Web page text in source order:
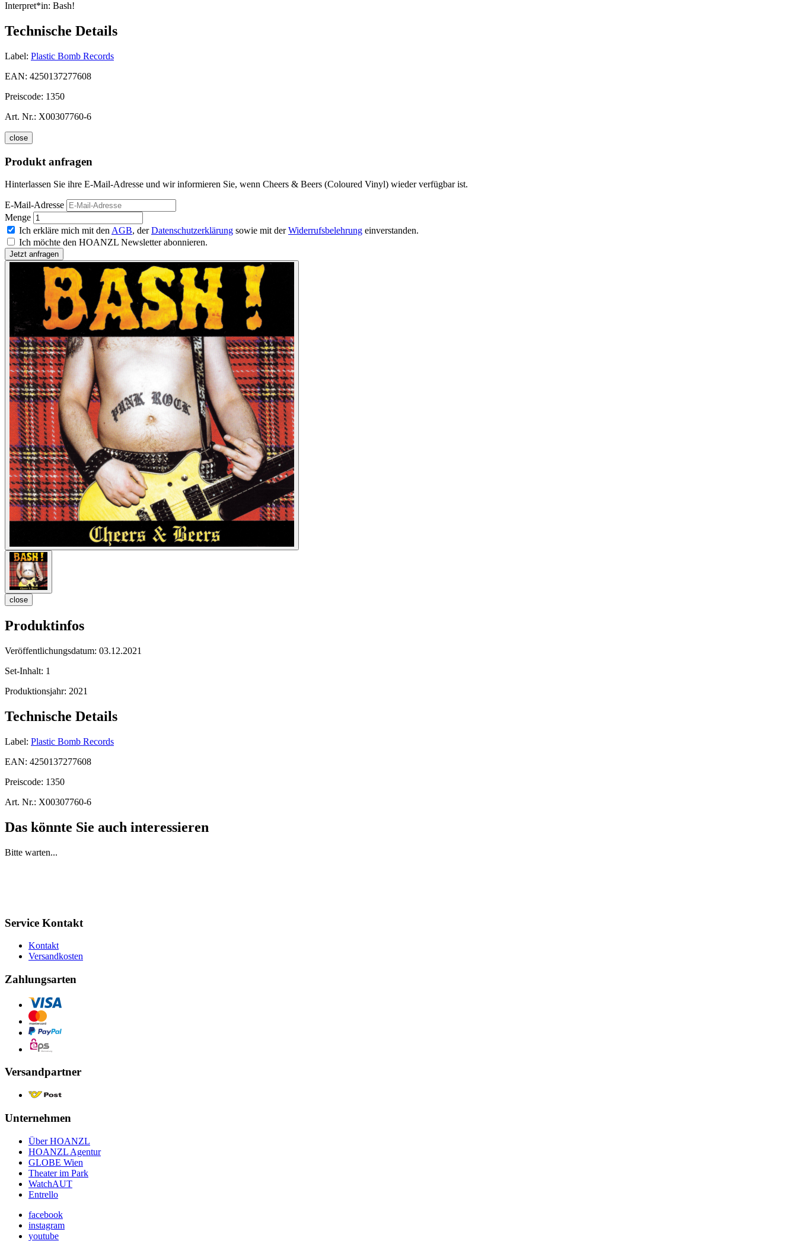
Interpret*in: Bash!
Technische Details
Label: Plastic Bomb Records
EAN: 4250137277608
Preiscode: 1350
Art. Nr.: X00307760-6
close
Produkt anfragen
Hinterlassen Sie ihre E-Mail-Adresse und wir informieren Sie, wenn Cheers & Beers (Coloured Vinyl) wieder verfügbar ist.
E-Mail-Adresse
Menge
Ich erkläre mich mit den AGB, derDatenschutzerklärung sowie mit derWiderrufsbelehrung einverstanden.
Ich möchte den HOANZL Newsletter abonnieren.
close
Produktinfos
Veröffentlichungsdatum: 03.12.2021
Set-Inhalt: 1
Produktionsjahr: 2021
Technische Details
Label: Plastic Bomb Records
EAN: 4250137277608
Preiscode: 1350
Art. Nr.: X00307760-6
Das könnte Sie auch interessieren
Bitte warten...
Service Kontakt
Kontakt
Versandkosten
Zahlungsarten
Versandpartner
Unternehmen
Über HOANZL
HOANZL Agentur
GLOBE Wien
Theater im Park
WatchAUT
Entrello
facebook
instagram
youtube